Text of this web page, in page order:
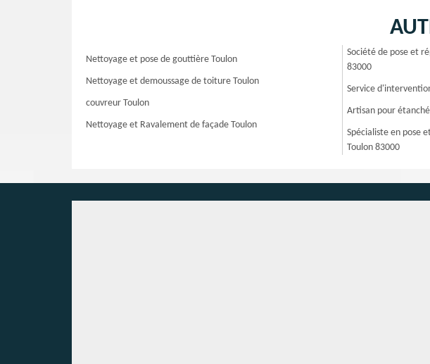
Nettoyage et pose de gouttière Toulon
Nettoyage et demoussage de toiture Toulon
couvreur Toulon
Nettoyage et Ravalement de façade Toulon
Société de pose et
83000
Service
Artisan pour
Spécialiste en pose
Toulon 83000